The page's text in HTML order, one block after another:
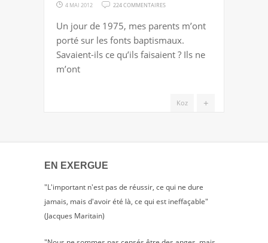
4 MAI 2012 224 COMMENTAIRES
SES
RESPONSABILITÉS
Un jour de 1975, mes parents m’ont
porté sur les fonts baptismaux.
Savaient-ils ce qu’ils faisaient ? Ils ne
m’ont
+
Koz
EN EXERGUE
"L'important n'est pas de réussir, ce qui ne dure
jamais, mais d'avoir été là, ce qui est ineffaçable"
(Jacques Maritain)